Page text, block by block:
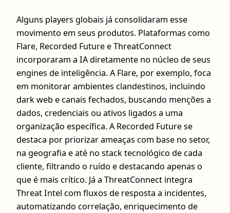
Alguns players globais já consolidaram esse
movimento em seus produtos. Plataformas como
Flare, Recorded Future e ThreatConnect
incorporaram a IA diretamente no núcleo de seus
engines de inteligência. A Flare, por exemplo, foca
em monitorar ambientes clandestinos, incluindo
dark web e canais fechados, buscando menções a
dados, credenciais ou ativos ligados a uma
organização específica. A Recorded Future se
destaca por priorizar ameaças com base no setor,
na geografia e até no stack tecnológico de cada
cliente, filtrando o ruído e destacando apenas o
que é mais crítico. Já a ThreatConnect integra
Threat Intel com fluxos de resposta a incidentes,
automatizando correlação, enriquecimento de